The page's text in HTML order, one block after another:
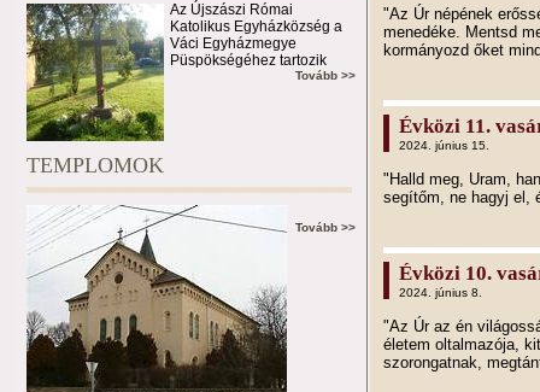
"Az Úr népének
menedéke. Mentsd
kormányozd őket
Évközi 11.
2024. június 15.
"Halld meg, Uram,
segítőm, ne hagyj el,
Évközi 10.
2024. június 8.
"Az Úr az én
életem oltalmazója,
szorongatnak,
Az Újszászi Római
Katolikus Egyházközség a
Váci Egyházmegye
Püspökségéhez tartozik
Tovább >>
TEMPLOMOK
Tovább >>